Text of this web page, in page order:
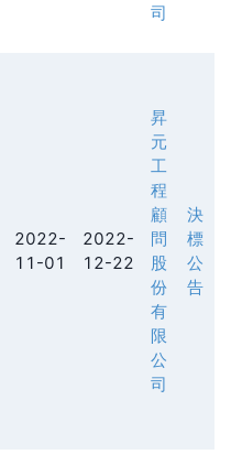
司
2022-
11-01
2022-
12-22
昇
元
工
程
顧
問
股
份
有
限
公
司
決
標
公
告